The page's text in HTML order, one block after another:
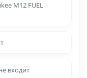
M12 FUEL
входит